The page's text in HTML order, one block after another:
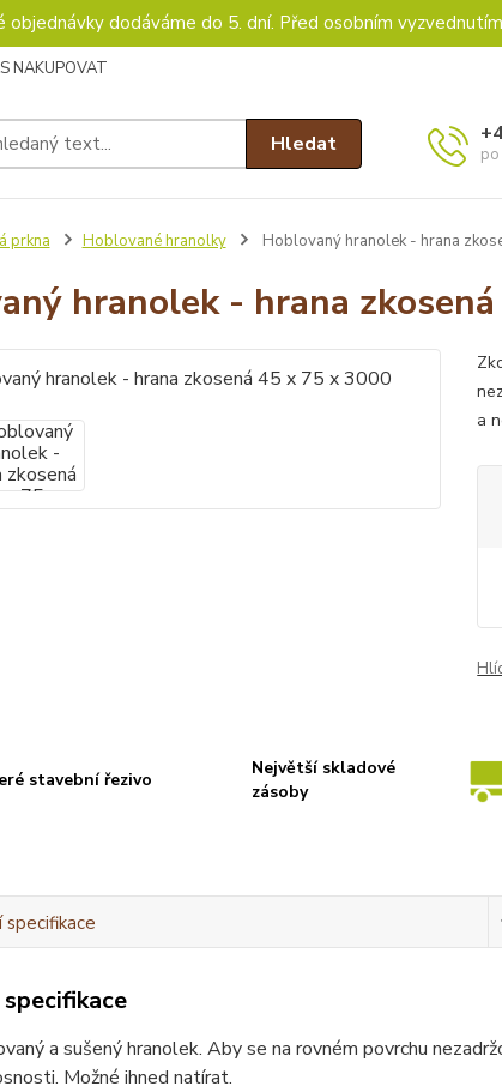
dodáváme do 5. dní. Před osobním
NAKUPOVAT
Hledat
prkna Hoblované hranolky Hoblovaný hranolek - hrana
hranolek - hrana
a
stavební řezivo
Největší skladové
zásoby
a sušený hranolek. Aby se na rovném povrchu
Možné ihned natírat.